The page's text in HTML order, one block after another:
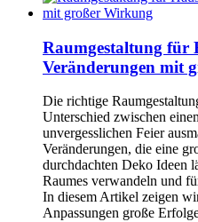
Raumgestaltung für
Veränderungen mit
Die richtige
Unterschied zwischen
unvergesslichen Feier
Veränderungen, die eine
durchdachten Deko Ideen
Raumes verwandeln und
In diesem Artikel zeigen
Anpassungen große